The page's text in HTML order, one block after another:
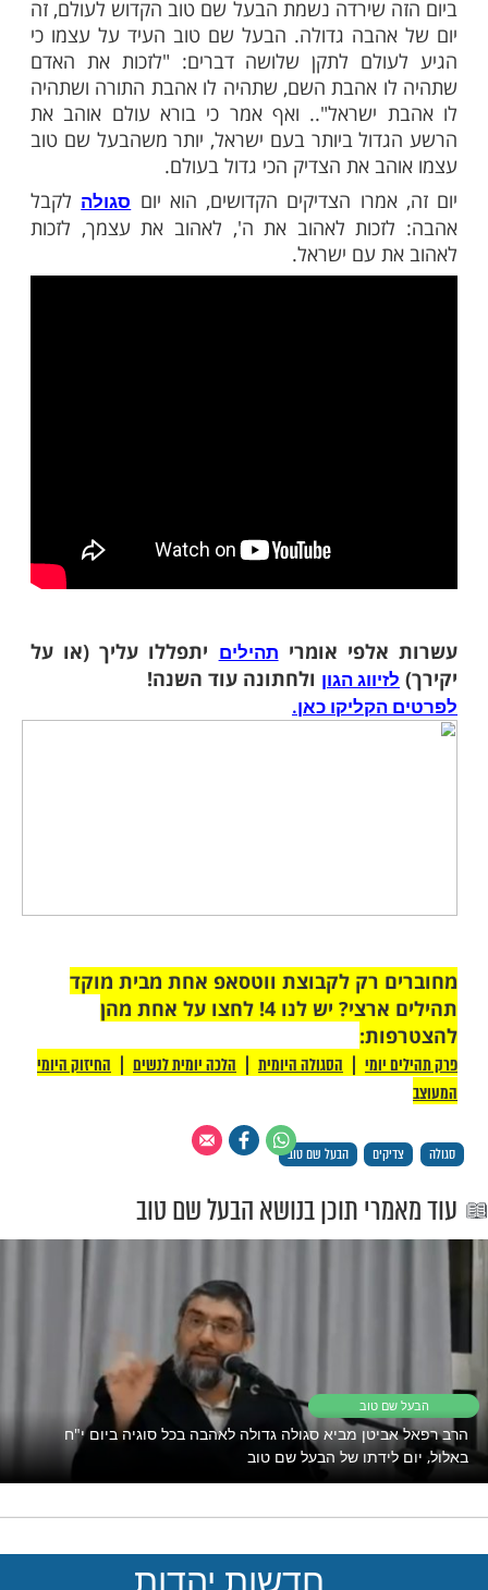
קבלה במסורת בחסידות שכל חמישים שנה
שם טוב באה לעולם בצדיק אחד. ומובן
טוב אמר שקודם ביאת המשיח הוא יבוא
הזה בעדות המזרח. והאדמו"ר משומרי
"לא ראינו מכל הדורות מכל חכמי ספרד
כך מקושרים לתלמידי הבעל שם טוב, כמו הבבא
נוהג לעשות הילולה לכל אחד מתלמידי
טוב. ובוודאי שזכה לנשמת הבעל שם טוב
שמו היה רבי ישראל כשם הבעל שם טוב."
את הצדיק הכי גדול בעולם.
הצדיקים הקדושים, הוא יוםסגולהלקבל
עם ישראל.
אומריתהיליםיתפללו עליך (או על
כאן.
רק לקבוצת ווטסאפ אחת מבית מוקד